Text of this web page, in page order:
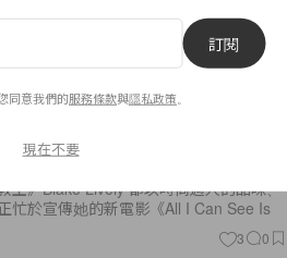
！Blake Lively 的最新穿
刻印象！
主》Blake Lively 都以時尚過人的品味、
忙於宣傳她的新電影《All I Can See Is
3 0
訂閱
同意我們的服務條款與隱私政策
現在不要